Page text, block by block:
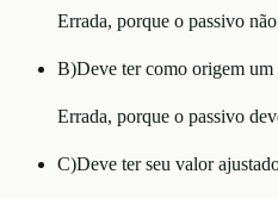
Errada, porque o passivo
B)Deve ter como origem
Errada, porque o passivo
C)Deve ter seu valor